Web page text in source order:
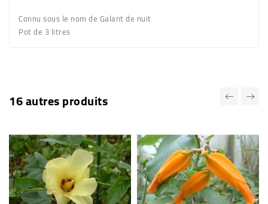
Connu sous le nom de Galant de nuit
Pot de 3 litres
16 autres produits